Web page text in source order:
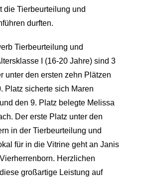
die Tierbeurteilung und
durften.
Tierbeurteilung und
I (16-20 Jahre) sind 3
unter den ersten zehn Plätzen
Platz sicherte sich Maren
den 9. Platz belegte Melissa
Der erste Platz unter den
in der Tierbeurteilung und
für in die Vitrine geht an Janis
Herzlichen
großartige Leistung auf